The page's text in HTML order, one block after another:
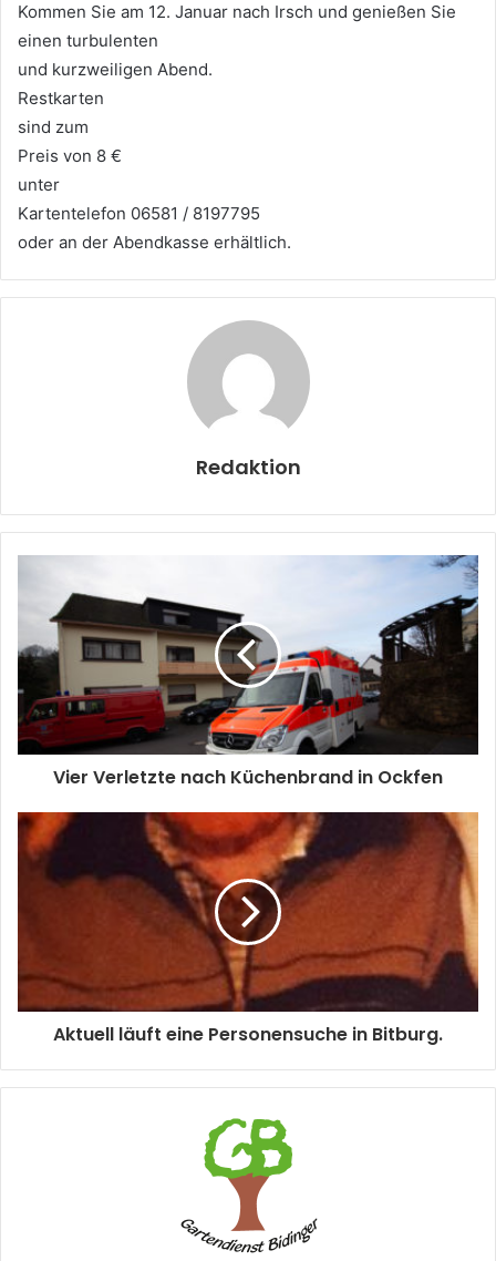
Kommen Sie am 12. Januar nach Irsch und genießen Sie
einen turbulenten
und kurzweiligen Abend.
Restkarten
sind zum
Preis von 8 €
unter
Kartentelefon 06581 / 8197795
oder an der Abendkasse erhältlich.
Redaktion
Vier Verletzte nach Küchenbrand in Ockfen
Aktuell läuft eine Personensuche in Bitburg.